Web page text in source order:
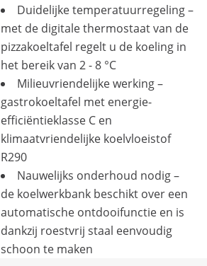
Duidelijke temperatuurregeling –
met de digitale thermostaat van de
pizzakoeltafel regelt u de koeling in
het bereik van 2 - 8 °C
Milieuvriendelijke werking –
gastrokoeltafel met energie-
efficiëntieklasse C en
klimaatvriendelijke koelvloeistof
R290
Nauwelijks onderhoud nodig –
de koelwerkbank beschikt over een
automatische ontdooifunctie en is
dankzij roestvrij staal eenvoudig
schoon te maken